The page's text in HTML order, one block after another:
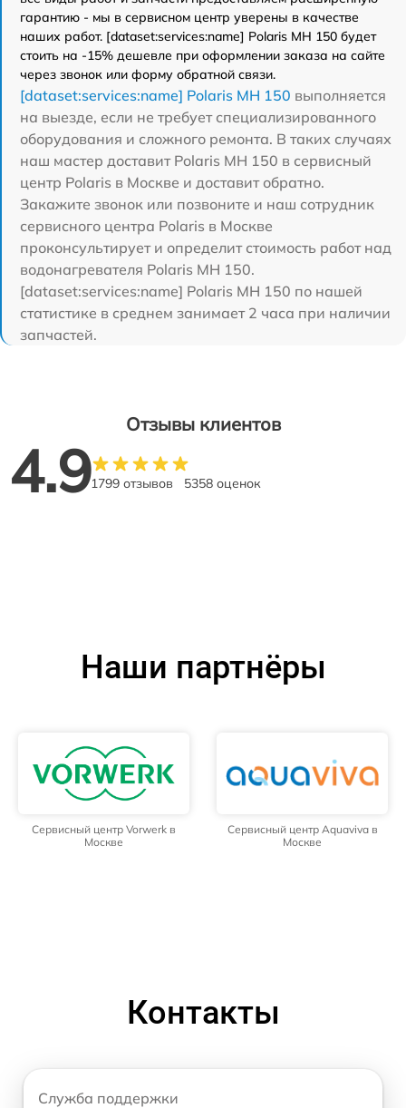
гарантию - мы в сервисном центр уверены в качестве
наших работ. [dataset:services:name] Polaris MH 150 будет
стоить на -15% дешевле при оформлении заказа на сайте
через звонок или форму обратной связи.
[dataset:services:name] Polaris MH 150 выполняется
на выезде, если не требует специализированного
оборудования и сложного ремонта. В таких случаях
наш мастер доставит Polaris MH 150 в сервисный
центр Polaris в Москве и доставит обратно.
Закажите звонок или позвоните и наш сотрудник
сервисного центра Polaris в Москве
проконсультирует и определит стоимость работ над
водонагревателя Polaris MH 150.
[dataset:services:name] Polaris MH 150 по нашей
статистике в среднем занимает 2 часа при наличии
запчастей.
Отзывы клиентов
4.91799 отзывов 5358 оценок
Наши партнёры
Сервисный центр Vorwerk в
Москве
Сервисный центр Aquaviva в
Москве
Контакты
Служба поддержки